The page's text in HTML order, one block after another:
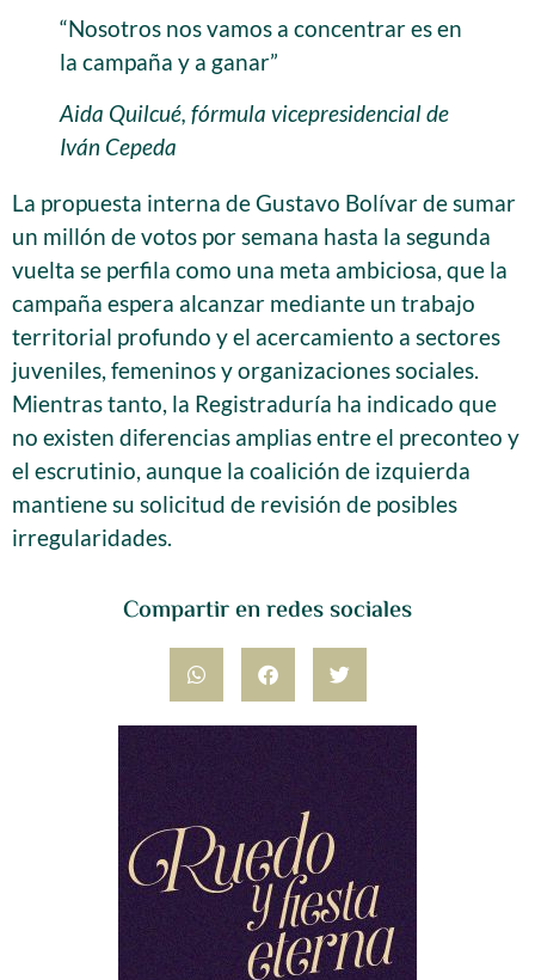
Compartir en redes sociales
“Nosotros nos vamos a concentrar es en
la campaña y a ganar”
Aida Quilcué, fórmula vicepresidencial de
Iván Cepeda
La propuesta interna de Gustavo Bolívar de sumar
un millón de votos por semana hasta la segunda
vuelta se perfila como una meta ambiciosa, que la
campaña espera alcanzar mediante un trabajo
territorial profundo y el acercamiento a sectores
juveniles, femeninos y organizaciones sociales.
Mientras tanto, la Registraduría ha indicado que
no existen diferencias amplias entre el preconteo y
el escrutinio, aunque la coalición de izquierda
mantiene su solicitud de revisión de posibles
irregularidades.